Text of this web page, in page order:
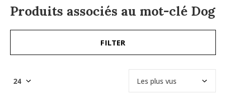
Produits associés au mot-clé Dog
FILTER